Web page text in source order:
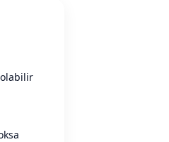
olabilir